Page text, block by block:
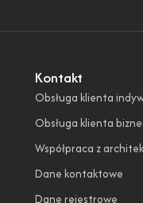
Kontakt
Obsługa klienta
Obsługa klienta
Współpraca z
Dane kontaktowe
Dane rejestrowe